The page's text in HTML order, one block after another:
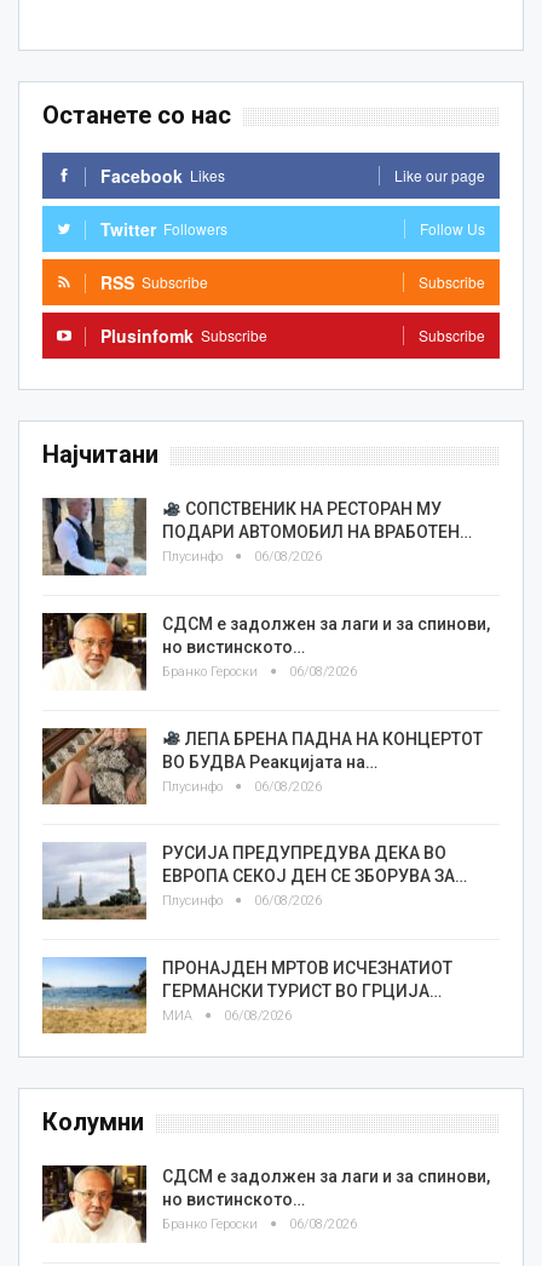
Останете со нас
Facebook Likes Like our page
Twitter Followers Follow Us
RSS Subscribe Subscribe
Plusinfomk Subscribe Subscribe
Најчитани
СОПСТВЕНИК НА РЕСТОРАН МУ
ПОДАРИ АВТОМОБИЛ НА ВРАБОТЕН…
Плусинфо 06/08/2026
СДСМ е задолжен за лаги и за спинови,
но вистинското…
Бранко Героски 06/08/2026
ЛЕПА БРЕНА ПАДНА НА КОНЦЕРТОТ
ВО БУДВА Реакцијата на…
Плусинфо 06/08/2026
РУСИЈА ПРЕДУПРЕДУВА ДЕКА ВО
ЕВРОПА СЕКОЈ ДЕН СЕ ЗБОРУВА ЗА…
Плусинфо 06/08/2026
ПРОНАЈДЕН МРТОВ ИСЧЕЗНАТИОТ
ГЕРМАНСКИ ТУРИСТ ВО ГРЦИЈА…
МИА 06/08/2026
Колумни
СДСМ е задолжен за лаги и за спинови,
но вистинското…
Бранко Героски 06/08/2026